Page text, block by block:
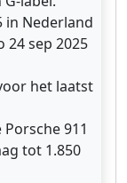
in Nederland
24 sep 2025
het laatst
911
tot 1.850